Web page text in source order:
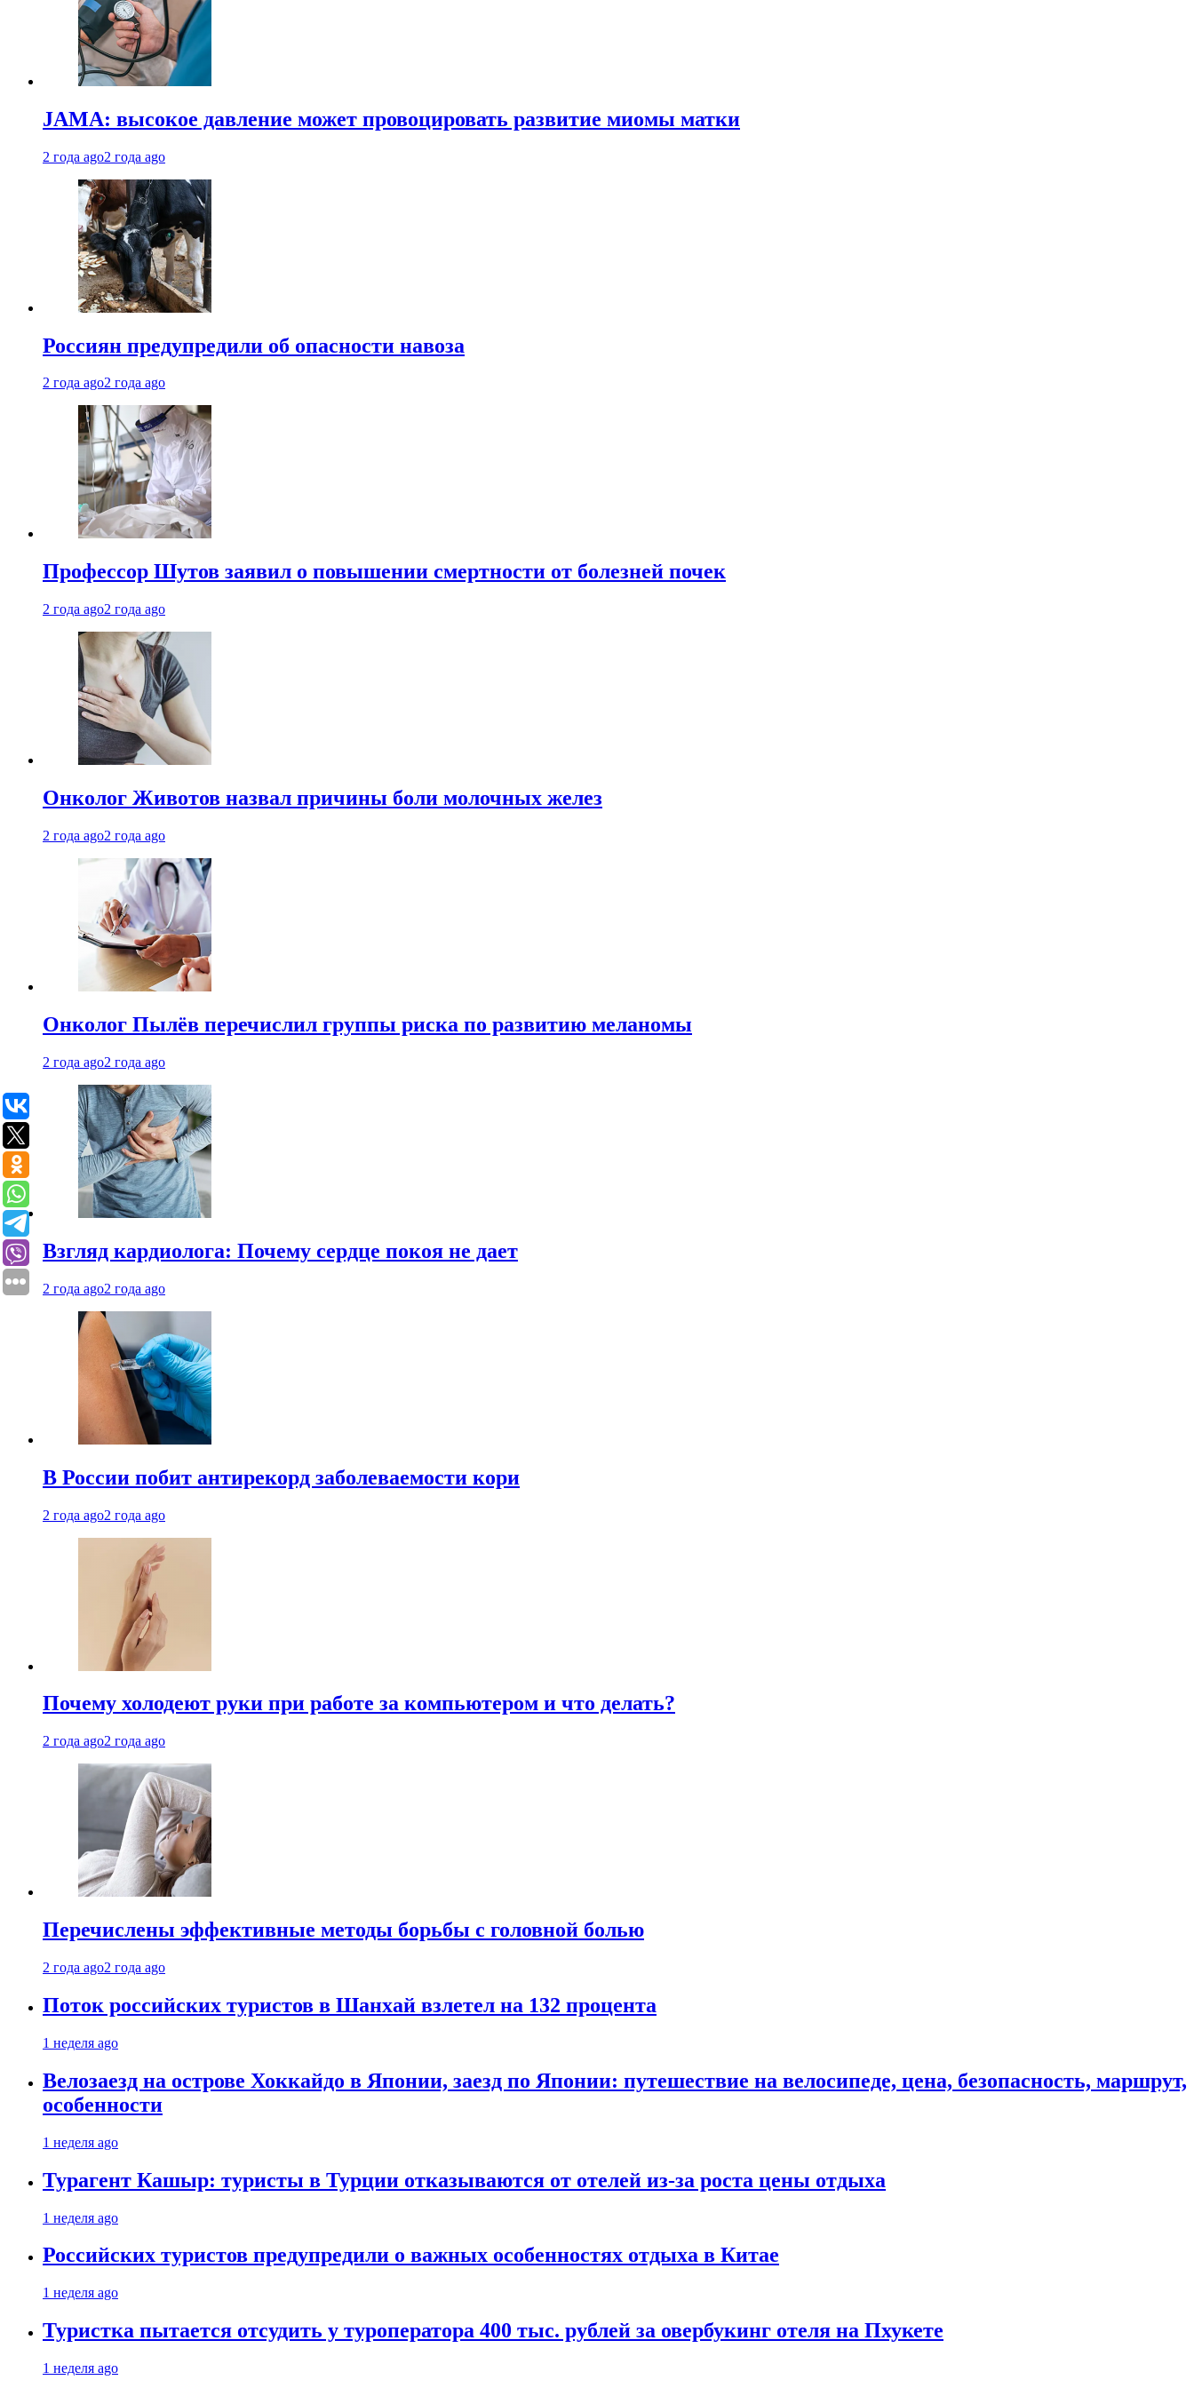
JAMA: высокое давление может провоцировать развитие миомы матки
2 года ago2 года ago
Россиян предупредили об опасности навоза
2 года ago2 года ago
Профессор Шутов заявил о повышении смертности от болезней почек
2 года ago2 года ago
Онколог Животов назвал причины боли молочных желез
2 года ago2 года ago
Онколог Пылёв перечислил группы риска по развитию меланомы
2 года ago2 года ago
Взгляд кардиолога: Почему сердце покоя не дает
2 года ago2 года ago
В России побит антирекорд заболеваемости кори
2 года ago2 года ago
Почему холодеют руки при работе за компьютером и что делать?
2 года ago2 года ago
Перечислены эффективные методы борьбы с головной болью
2 года ago2 года ago
Поток российских туристов в Шанхай взлетел на 132 процента
1 неделя ago
Велозаезд на острове Хоккайдо в Японии, заезд по Японии: путешествие на велосипеде, цена, безопасность, маршрут,
особенности
1 неделя ago
Турагент Кашыр: туристы в Турции отказываются от отелей из-за роста цены отдыха
1 неделя ago
Российских туристов предупредили о важных особенностях отдыха в Китае
1 неделя ago
Туристка пытается отсудить у туроператора 400 тыс. рублей за овербукинг отеля на Пхукете
1 неделя ago